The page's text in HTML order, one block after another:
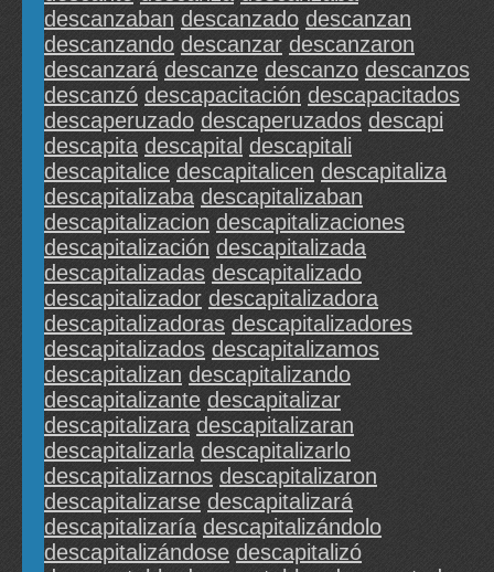
descanzaban descanzado descanzan
descanzando descanzar descanzaron
descanzará descanze descanzo descanzos
descanzó descapacitación descapacitados
descaperuzado descaperuzados descapi
descapita descapital descapitali
descapitalice descapitalicen descapitaliza
descapitalizaba descapitalizaban
descapitalizacion descapitalizaciones
descapitalización descapitalizada
descapitalizadas descapitalizado
descapitalizador descapitalizadora
descapitalizadoras descapitalizadores
descapitalizados descapitalizamos
descapitalizan descapitalizando
descapitalizante descapitalizar
descapitalizara descapitalizaran
descapitalizarla descapitalizarlo
descapitalizarnos descapitalizaron
descapitalizarse descapitalizará
descapitalizaría descapitalizándolo
descapitalizándose descapitalizó